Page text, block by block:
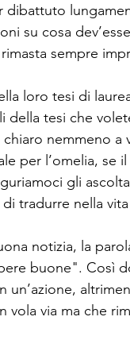
dibattuto
su cosa
sempre
loro tesi di
della tesi che
nemmeno a
per l’omelia, se
gli
tradurre nella
notizia, la
buone". Così
vola via ma che